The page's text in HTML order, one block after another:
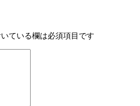
ている欄は必須項目です